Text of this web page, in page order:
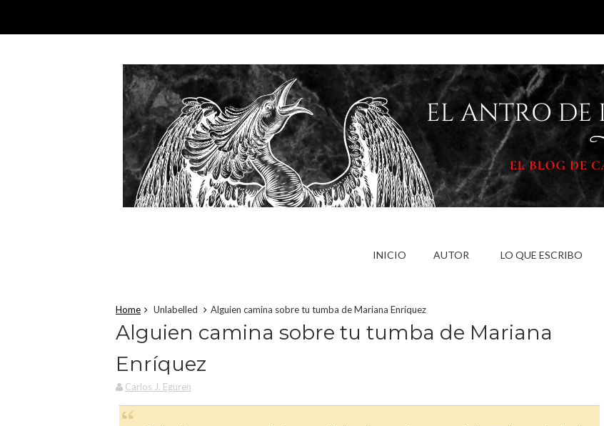
INICIO AUTOR LO QUE ESCRIBO
Home Unlabelled Alguien camina sobre tu tumba de Mariana Enríquez
Alguien camina sobre tu tumba de Mariana
Enríquez
Carlos J. Eguren